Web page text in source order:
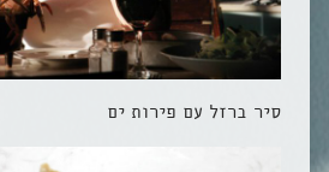
סיר ברזל עם פירות ים